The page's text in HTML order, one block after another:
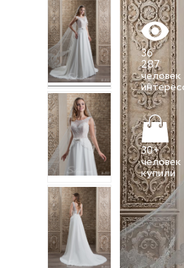
36
287
человек
30+
человек
купили